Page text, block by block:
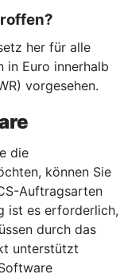
her für alle
in Euro innerhalb
vorgesehen.
die
können Sie
Auftragsarten
ist es erforderlich,
durch das
unterstützt